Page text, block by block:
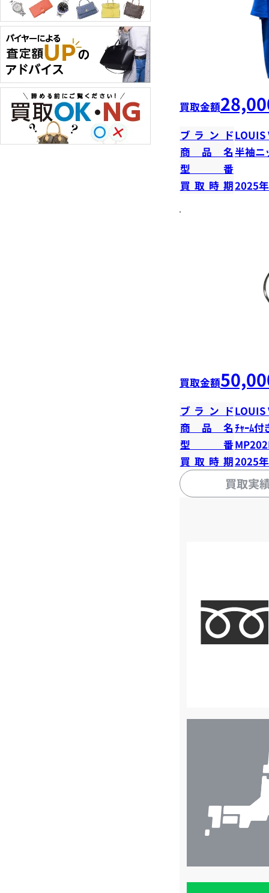
買取金額
ブランドLOUIS
商品名半袖ニ
型番
買取時期2025
買取金額
ブランドLOUIS
商品名ﾁｬｰﾑ付
型番
買取時期2025
買取実